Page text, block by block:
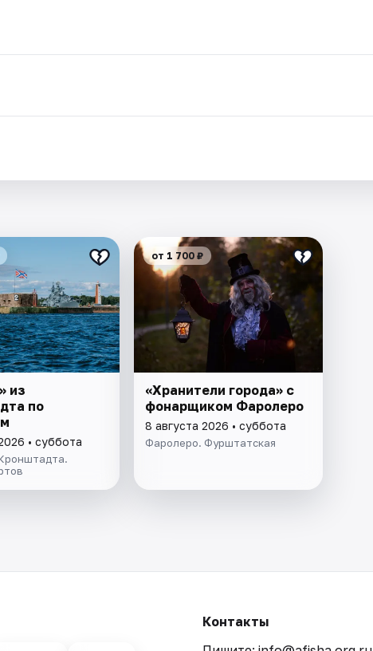
из
по
• суббота
от 1 700 ₽
«Хранители города» с
фонарщиком Фаролеро
8 августа 2026 • суббота
Фаролеро. Фурштатская
Контакты